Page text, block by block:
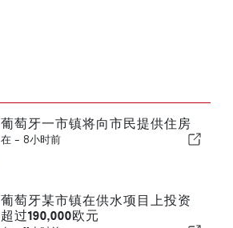
葡萄牙一市镇将向市民提供住房
在 - 8小时前
葡萄牙某市镇在供水项目上投资
超过190,000欧元